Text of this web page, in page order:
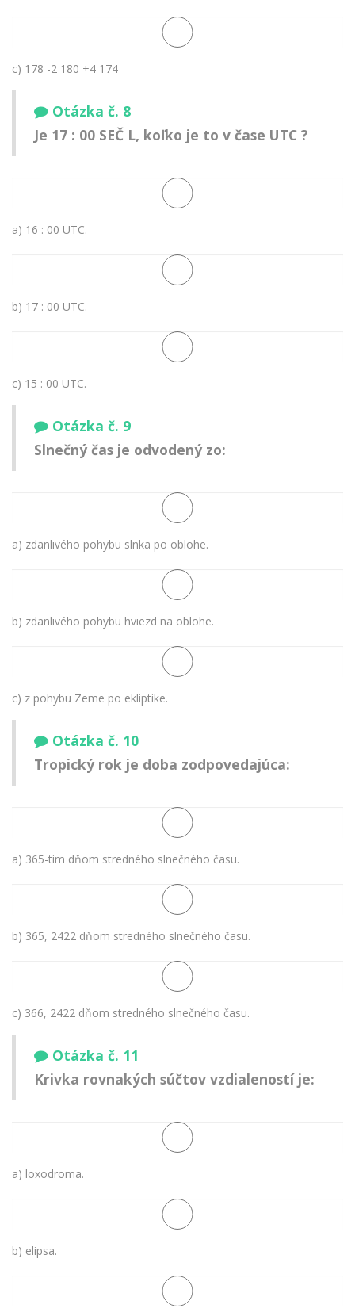
c) 178 -2 180 +4 174
Otázka č. 8
Je 17 : 00 SEČ L, koľko je to v čase UTC ?
a) 16 : 00 UTC.
b) 17 : 00 UTC.
c) 15 : 00 UTC.
Otázka č. 9
Slnečný čas je odvodený zo:
a) zdanlivého pohybu slnka po oblohe.
b) zdanlivého pohybu hviezd na oblohe.
c) z pohybu Zeme po ekliptike.
Otázka č. 10
Tropický rok je doba zodpovedajúca:
a) 365-tim dňom stredného slnečného času.
b) 365, 2422 dňom stredného slnečného času.
c) 366, 2422 dňom stredného slnečného času.
Otázka č. 11
Krivka rovnakých súčtov vzdialeností je:
a) loxodroma.
b) elipsa.